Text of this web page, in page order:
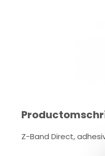
Z-Band Direct,